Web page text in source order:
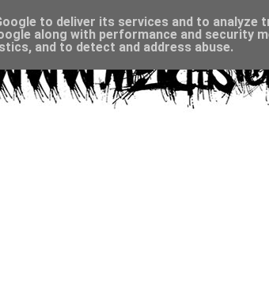
to deliver its services and to analyze
along with performance and security
and to detect and address abuse.